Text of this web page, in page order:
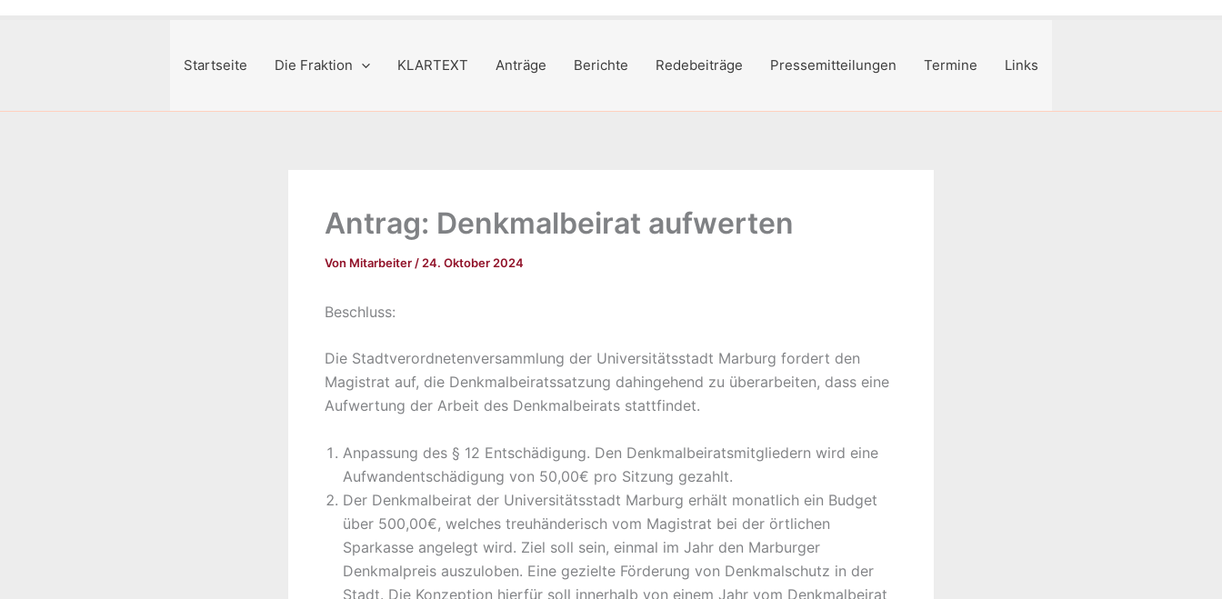
Startseite Die Fraktion KLARTEXT Anträge Berichte Redebeiträge Pressemitteilungen Termine Links
Antrag: Denkmalbeirat aufwerten
Von Mitarbeiter / 24. Oktober 2024
Beschluss:
Die Stadtverordnetenversammlung der Universitätsstadt Marburg fordert den
Magistrat auf, die Denkmalbeiratssatzung dahingehend zu überarbeiten, dass eine
Aufwertung der Arbeit des Denkmalbeirats stattfindet.
Anpassung des § 12 Entschädigung. Den Denkmalbeiratsmitgliedern wird eine
Aufwandentschädigung von 50,00€ pro Sitzung gezahlt.
Der Denkmalbeirat der Universitätsstadt Marburg erhält monatlich ein Budget
über 500,00€, welches treuhänderisch vom Magistrat bei der örtlichen
Sparkasse angelegt wird. Ziel soll sein, einmal im Jahr den Marburger
Denkmalpreis auszuloben. Eine gezielte Förderung von Denkmalschutz in der
Stadt. Die Konzeption hierfür soll innerhalb von einem Jahr vom Denkmalbeirat